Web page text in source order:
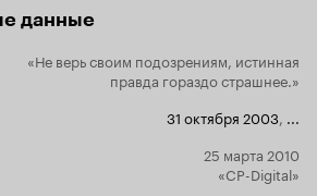
данные
«Не верь своим подозрениям, истинная
правда гораздо страшнее.»
31 октября 2003, ...
25 марта 2010
«CP-Digital»